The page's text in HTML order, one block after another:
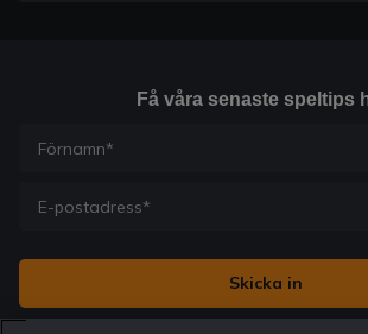
Få våra senaste speltips